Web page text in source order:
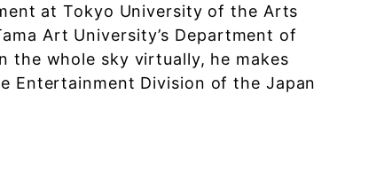
at Tokyo University of the Arts
Art University’s Department of
the whole sky virtually, he makes
Entertainment Division of the Japan